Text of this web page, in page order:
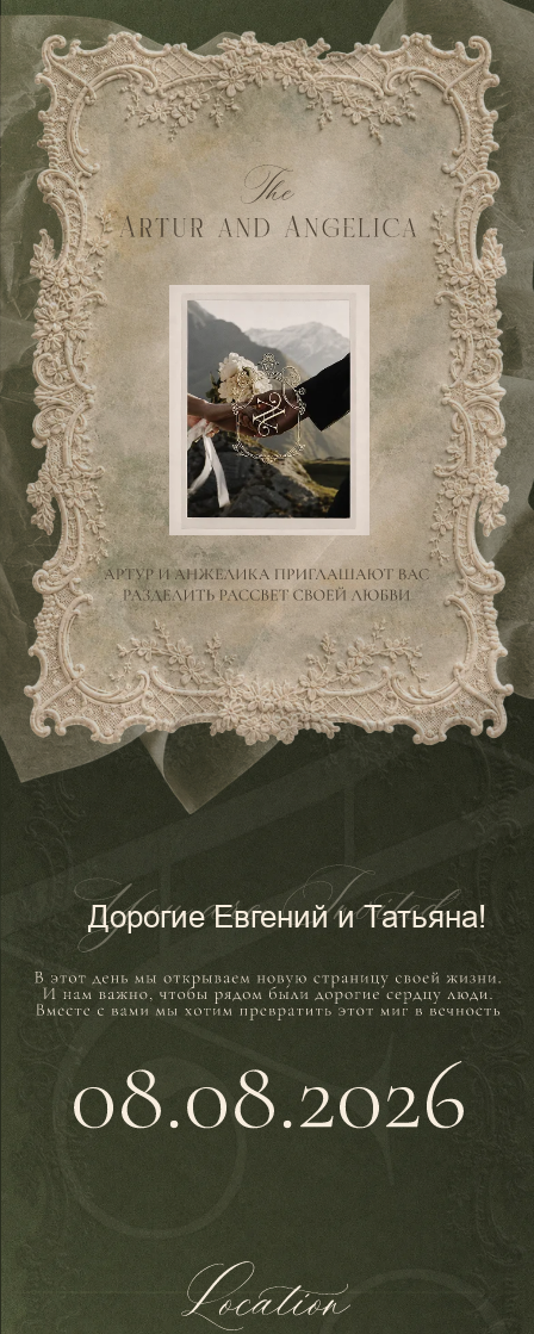
Дорогие Евгений и Татьяна!